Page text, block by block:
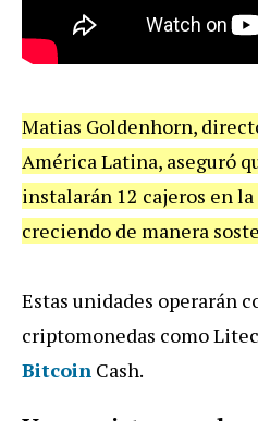
Matias Goldenhorn,
América Latina, aseguró
instalarán 12 cajeros en
creciendo de manera
Estas unidades operarán
criptomonedas como
Bitcoin Cash.